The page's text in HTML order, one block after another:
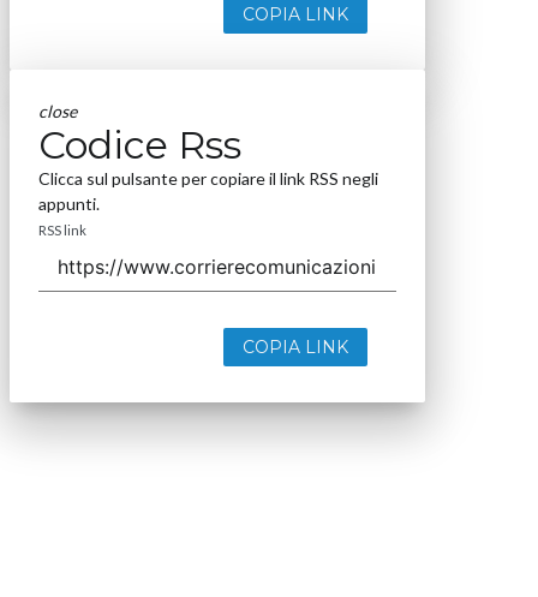
COPIA LINK
close
Codice Rss
Clicca sul pulsante per copiare il link RSS negli
appunti.
RSS link
COPIA LINK